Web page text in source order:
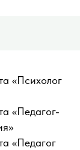
«Психолог
«Педагог-
«Педагог